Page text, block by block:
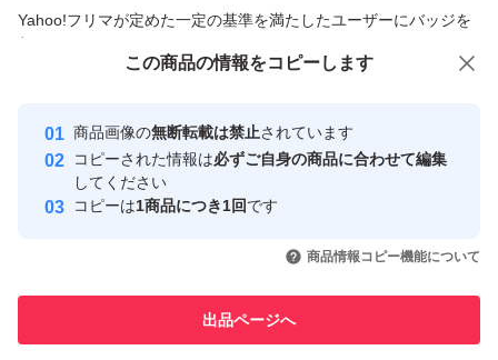
Yahoo!フリマが定めた一定の基準を満たしたユーザーにバッジを
付与しています
安心取引出品者
心・安全なユーザーです
取引実績
引を完了させた実績があります
での取引実績があります
この商品の情報をコピーします
商品画像の無断転載は禁止されています
コピーされた情報は必ずご自身の商品に合わせて編集
してください
コピーは1商品につき1回です
商品情報コピー機能について
出品ページへ
この商品をみている人にオススメ